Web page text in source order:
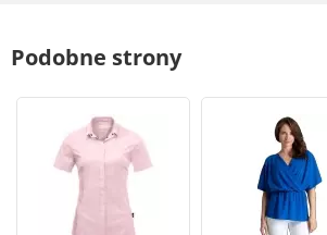
Podobne strony